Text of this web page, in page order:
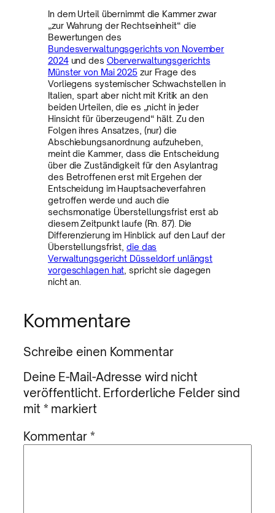
In dem Urteil übernimmt die Kammer zwar
„zur Wahrung der Rechtseinheit“ die
Bewertungen des
Bundesverwaltungsgerichts von November
2024und des Oberverwaltungsgerichts
Münster von Mai 2025 zur Frage des
Vorliegens systemischer Schwachstellen in
Italien, spart aber nicht mit Kritik an den
beiden Urteilen, die es „nicht in jeder
Hinsicht für überzeugend“ hält. Zu den
Folgen ihres Ansatzes, (nur) die
Abschiebungsanordnung aufzuheben,
meint die Kammer, dass die Entscheidung
über die Zuständigkeit für den Asylantrag
des Betroffenen erst mit Ergehen der
Entscheidung im Hauptsacheverfahren
getroffen werde und auch die
sechsmonatige Überstellungsfrist erst ab
diesem Zeitpunkt laufe (Rn. 87). Die
Differenzierung im Hinblick auf den Lauf der
Überstellungsfrist,die das
Verwaltungsgericht Düsseldorf unlängst
vorgeschlagen hat , spricht sie dagegen
nicht an.
Kommentare
Schreibe einen Kommentar
Deine E-Mail-Adresse wird nicht
veröffentlicht. Erforderliche Felder sind
mit * markiert
Kommentar*